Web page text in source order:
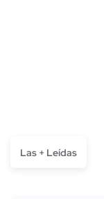
Las + Leídas